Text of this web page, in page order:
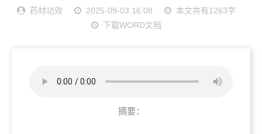
药材功效 2025-09-03 16:08
本文共有1263字
下载WORD文档
摘要：